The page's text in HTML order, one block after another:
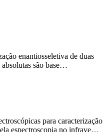
enantiosseletiva de duas
absolutas são base…
para caracterização
espectroscopia no infrave…